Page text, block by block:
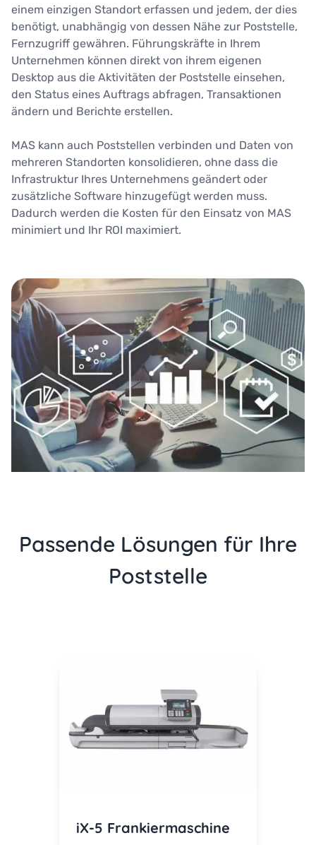
einem einzigen Standort erfassen und jedem, der dies
benötigt, unabhängig von dessen Nähe zur Poststelle,
Fernzugriff gewähren. Führungskräfte in Ihrem
Unternehmen können direkt von ihrem eigenen
Desktop aus die Aktivitäten der Poststelle einsehen,
den Status eines Auftrags abfragen, Transaktionen
ändern und Berichte erstellen.
MAS kann auch Poststellen verbinden und Daten von
mehreren Standorten konsolidieren, ohne dass die
Infrastruktur Ihres Unternehmens geändert oder
zusätzliche Software hinzugefügt werden muss.
Dadurch werden die Kosten für den Einsatz von MAS
minimiert und Ihr ROI maximiert.
Passende Lösungen für Ihre
Poststelle
iX-5 Frankiermaschine